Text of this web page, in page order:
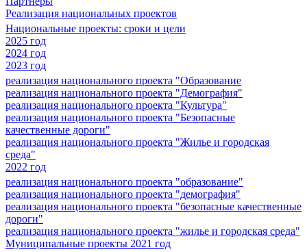
Реализация национальных проектов
Национальные проекты: сроки и цели
2025 год
2024 год
2023 год
реализация национального проекта "Образование
реализация национального проекта "Демография"
реализация национального проекта "Культура"
реализация национального проекта "Безопасные
качественные дороги"
реализация национального проекта "Жилье и городская
среда"
2022 год
реализация национального проекта "образование"
реализация национального проекта "демография"
реализация национального проекта "безопасные качественные
дороги"
реализация национального проекта "жилье и городская среда"
Муниципальные проекты 2021 год